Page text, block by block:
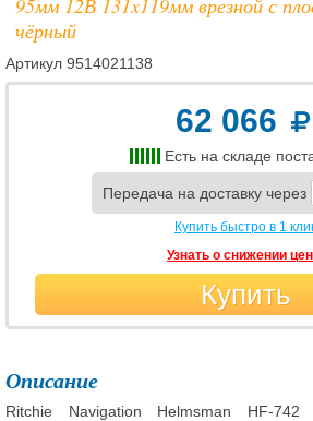
95мм 12В 131x119мм врезной с
чёрный
Артикул 9514021138
62 066
Есть на складе
Передача на доставку через
Купить быстро в 1
Узнать о снижении
Купить
Описание
Ritchie Navigation Helmsman HF-